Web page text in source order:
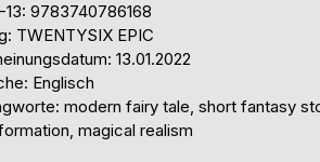
13: 9783740786168
TWENTYSIX EPIC
13.01.2022
Englisch
modern fairy tale, short fantasy
magical realism